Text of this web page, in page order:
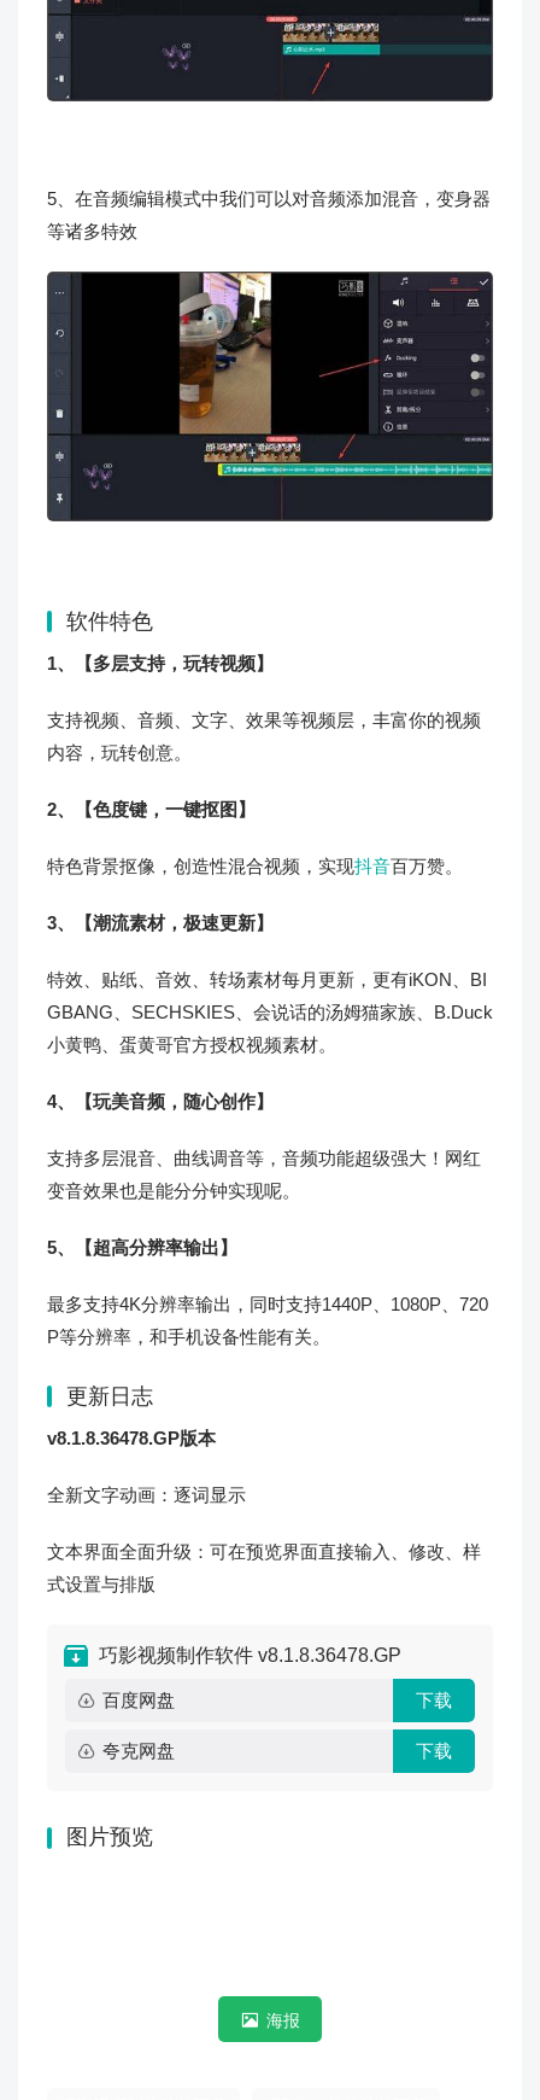
5、在音频编辑模式中我们可以对音频添加混音，变身器
等诸多特效
软件特色
1、【多层支持，玩转视频】
支持视频、音频、文字、效果等视频层，丰富你的视频
内容，玩转创意。
2、【色度键，一键抠图】
特色背景抠像，创造性混合视频，实现抖音百万赞。
3、【潮流素材，极速更新】
特效、贴纸、音效、转场素材每月更新，更有iKON、BI
GBANG、SECHSKIES、会说话的汤姆猫家族、B.Duck
小黄鸭、蛋黄哥官方授权视频素材。
4、【玩美音频，随心创作】
支持多层混音、曲线调音等，音频功能超级强大！网红
变音效果也是能分分钟实现呢。
5、【超高分辨率输出】
最多支持4K分辨率输出，同时支持1440P、1080P、720
P等分辨率，和手机设备性能有关。
更新日志
v8.1.8.36478.GP版本
全新文字动画：逐词显示
文本界面全面升级：可在预览界面直接输入、修改、样
式设置与排版
巧影视频制作软件 v8.1.8.36478.GP
百度网盘 下载
夸克网盘 下载
图片预览
海报